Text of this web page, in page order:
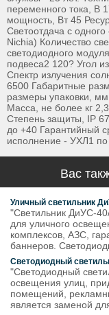
переменного тока, В
мощность, Вт 45
Светоотдача с
Nichia) Количество
светодиодного
подвеса2 120? Угол
Спектр излучения
6500 Габаритные
размеры упаковки,
Масса, не более кг
Степень защиты, IP
до +40 Гарантийный
исполнение - УХЛ1
Вас
Уличный светильник
"Светильник ДиУС-
для уличного
комплексов, АЗС,
баннеров.
Светодиодный
"Светодиодный
освещения улиц,
помещений,
является заменой